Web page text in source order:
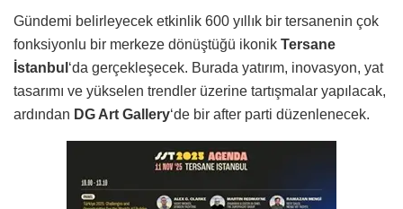
Gündemi belirleyecek etkinlik 600 yıllık bir tersanenin çok
fonksiyonlu bir merkeze dönüştüğü ikonik Tersane
İstanbul ‘da gerçekleşecek. Burada yatırım, inovasyon, yat
tasarımı ve yükselen trendler üzerine tartışmalar yapılacak,
ardından DG Art Gallery‘de bir after parti düzenlenecek.